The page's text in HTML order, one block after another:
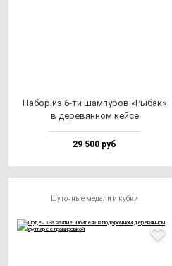
Набор из 6-ти шам­пу­ров «Рыбак»
в де­ре­вян­ном кей­се
29 500 руб
Шуточные медали и кубки